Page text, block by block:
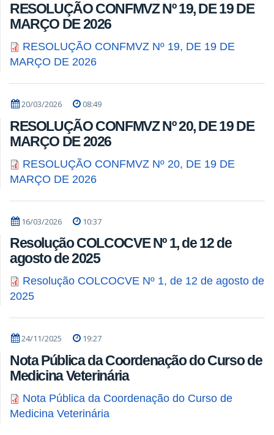
RESOLUÇÃO CONFMVZ Nº 19, DE 19 DE
MARÇO DE 2026
RESOLUÇÃO CONFMVZ Nº 19, DE 19 DE
MARÇO DE 2026
20/03/2026 08:49
RESOLUÇÃO CONFMVZ Nº 20, DE 19 DE
MARÇO DE 2026
RESOLUÇÃO CONFMVZ Nº 20, DE 19 DE
MARÇO DE 2026
16/03/2026 10:37
Resolução COLCOCVE Nº 1, de 12 de
agosto de 2025
Resolução COLCOCVE Nº 1, de 12 de agosto de
2025
24/11/2025 19:27
Nota Pública da Coordenação do Curso de
Medicina Veterinária
Nota Pública da Coordenação do Curso de
Medicina Veterinária